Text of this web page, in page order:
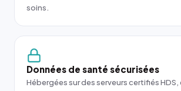
soins.
Données de santé sécurisées
Hébergées sur des serveurs certifiés